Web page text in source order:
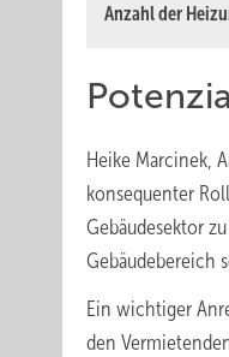
Anzahl der
Heike Marcinek,
konsequenter
Gebäudesektor
Gebäudebereich
Ein wichtiger
den